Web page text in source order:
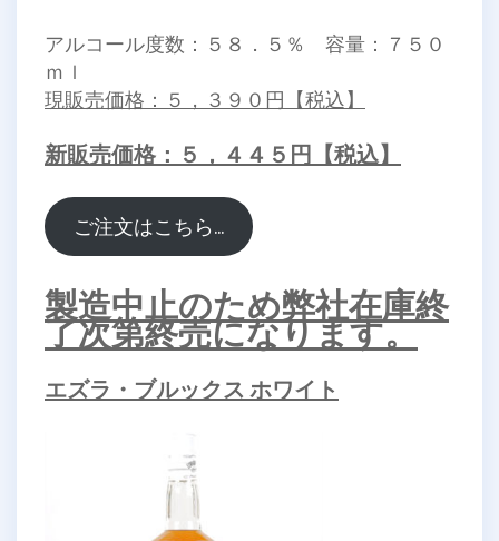
アルコール度数：５８．５％ 容量：７５０
ｍｌ
現販売価格：５，３９０円【税込】
新販売価格：５，４４５円【税込】
ご注文はこちら…
製造中止のため弊社在庫終
了次第終売になります。
エズラ・ブルックス ホワイト